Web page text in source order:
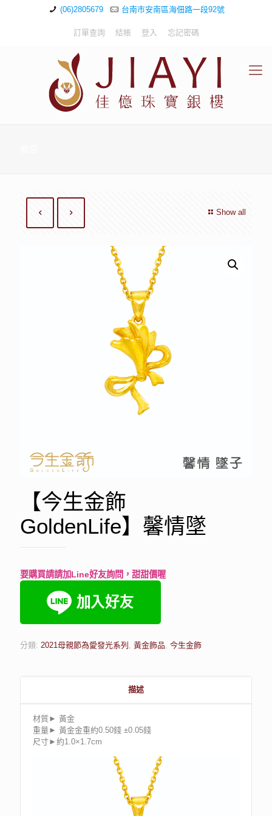
(06)2805679 台南市安南區海佃路一段92號
訂單查詢 結帳 登入 忘記密碼
Show all
【今生金飾
GoldenLife】馨情墜
要購買請請加Line好友詢問，甜甜價喔
分類: 2021母親節為愛發光系列 黃金飾品 今生金飾
描述
材質► 黃金
重量► 黃金金重約0.50錢 ±0.05錢
尺寸►約1.0×1.7cm